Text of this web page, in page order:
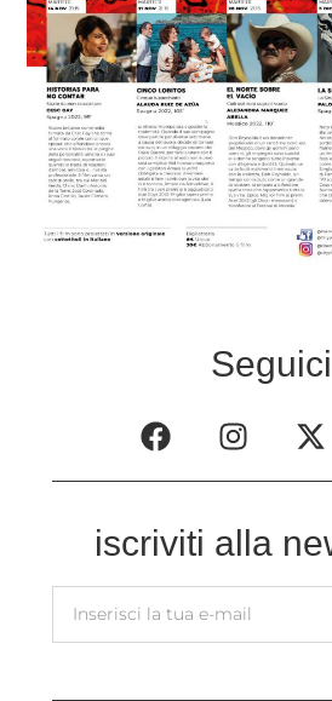
Seguici
iscriviti alla